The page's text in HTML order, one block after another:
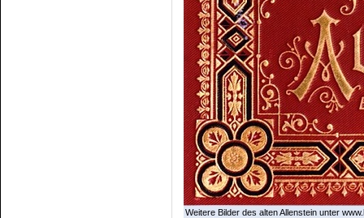
Weitere Bilder des alten Allenstein unter